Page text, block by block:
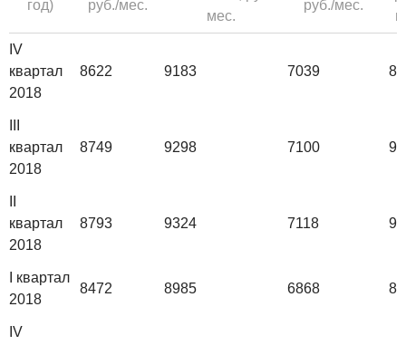
год)
руб./мес.
мес.
руб./мес.
IV
квартал
2018
8622 9183 7039
квартал
2018
8749 9298 7100
квартал
2018
8793 9324 7118
I квартал
2018
8472 8985 6868
IV